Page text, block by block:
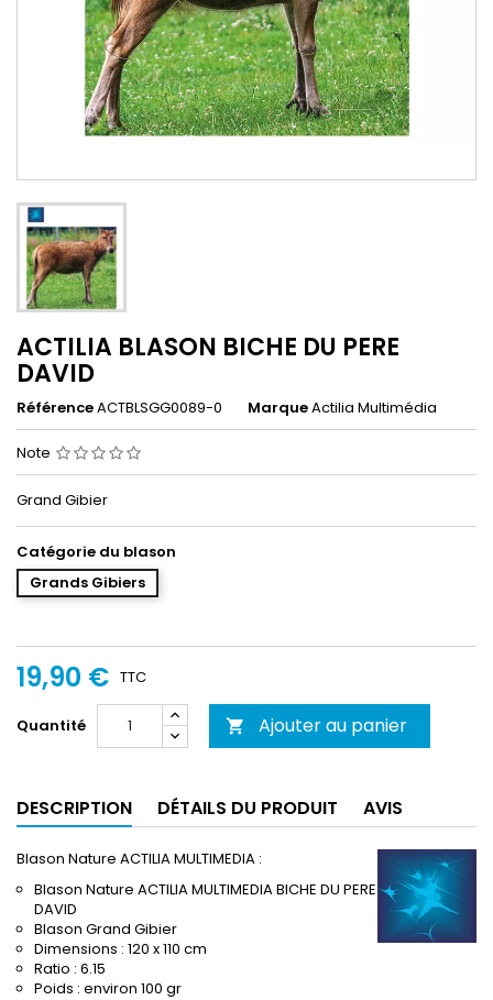
ACTILIA BLASON BICHE DU PERE
DAVID
RéférenceACTBLSGG0089-0 MarqueActilia Multimédia
Note
Grand Gibier
Catégorie du blason
Grands Gibiers
19,90 € TTC
Quantité  Ajouter au panier
DESCRIPTION DÉTAILS DU PRODUIT AVIS
Blason Nature ACTILIA MULTIMEDIA :
Blason Nature ACTILIA MULTIMEDIA BICHE DU PERE
DAVID
Blason Grand Gibier
Dimensions : 120 x 110 cm
Ratio : 6.15
Poids : environ 100 gr